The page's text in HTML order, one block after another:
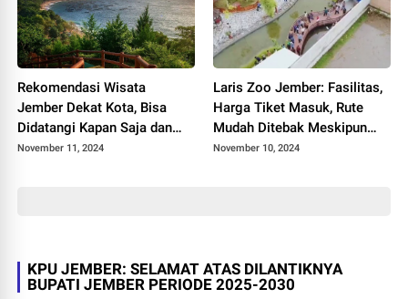
Rekomendasi Wisata
Jember Dekat Kota, Bisa
Didatangi Kapan Saja dan
Sudah Pasti Ramah Kantong
November 11, 2024
Laris Zoo Jember: Fasilitas,
Harga Tiket Masuk, Rute
Mudah Ditebak Meskipun
Google Map Kerap Menjebak
November 10, 2024
KPU JEMBER: SELAMAT ATAS DILANTIKNYA
BUPATI JEMBER PERIODE 2025-2030